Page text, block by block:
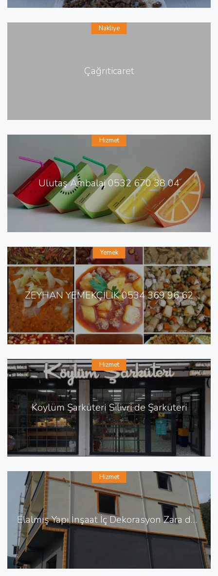
Çağrıticaret
Nakliye
Ulutaş Ambalaj 0532 670 38 04
Hizmet
ZEYHAN YEMEKÇİLİK 0534 369 96 62
Yemek
Köylüm Şarküteri Silivri de Şarküteri
Hizmet
Elalmış Yapı İnşaat İç Dekorasyon Zara da İnşaat
Hizmet